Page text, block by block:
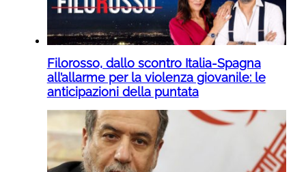
Filorosso, dallo scontro Italia-Spagna
all’allarme per la violenza giovanile: le
anticipazioni della puntata